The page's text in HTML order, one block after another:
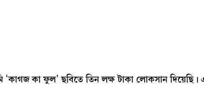
কা ফুল’ ছবিতে তিন লক্ষ টাকা লোকসান দিয়েছি।